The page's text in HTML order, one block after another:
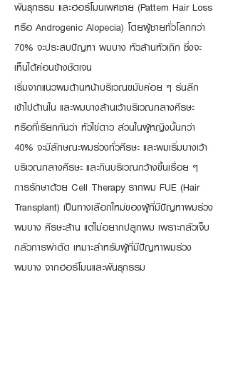
พันธุกรรม และฮอร์โมนเพศชาย (Pattern Hair Loss
หรือ Androgenic Alopecia) โดยผู้ชายทั่วโลกกว่า
70% จะประสบปัญหา ผมบาง หัวล้านหัวเถิก ซึ่งจะ
เห็นได้ค่อนข้างชัดเจน
เริ่มจากแนวผมด้านหน้าบริเวณขมับค่อย ๆ ร่นลึก
เข้าไปด้านใน และผมบางล้านเว้าบริเวณกลางศีรษะ
หรือที่เรียกกันว่า หัวไข่ดาว ส่วนในผู้หญิงนั้นกว่า
40% จะมีลักษณะผมร่วงทั่วศีรษะ และผมเริ่มบางเว้า
บริเวณกลางศีรษะ และกินบริเวณกว้างขึ้นเรื่อย ๆ
การรักษาด้วย Cell Therapy รากผม FUE (Hair
Transplant) เป็นทางเลือกใหม่ของผู้ที่มีปัญหาผมร่วง
ผมบาง ศีรษะล้าน แต่ไม่อยากปลูกผม เพราะกลัวเจ็บ
กลัวการผ่าตัด เหมาะสำหรับผู้ที่มีปัญหาผมร่วง
ผมบาง จากฮอร์โมนและพันธุกรรม